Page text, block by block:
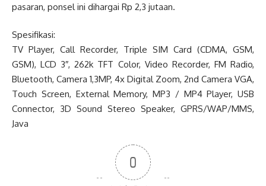
pasaran, ponsel ini dihargai Rp 2,3 jutaan.
Spesifikasi:
TV Player, Call Recorder, Triple SIM Card (CDMA, GSM,
GSM), LCD 3″, 262k TFT Color, Video Recorder, FM Radio,
Bluetooth, Camera 1,3MP, 4x Digital Zoom, 2nd Camera VGA,
Touch Screen, External Memory, MP3 / MP4 Player, USB
Connector, 3D Sound Stereo Speaker, GPRS/WAP/MMS,
Java
0